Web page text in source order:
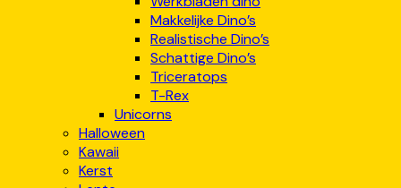
Makkelijke Dino’s
Realistische Dino’s
Schattige Dino’s
Triceratops
T-Rex
Unicorns
Halloween
Kawaii
Kerst